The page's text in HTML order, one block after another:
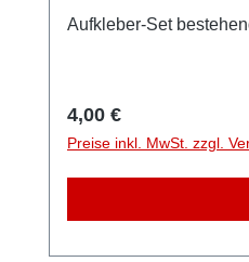
Aufkleber-Set
Regulärer Preis:
4,00 €
Preise inkl. MwSt. zzgl.